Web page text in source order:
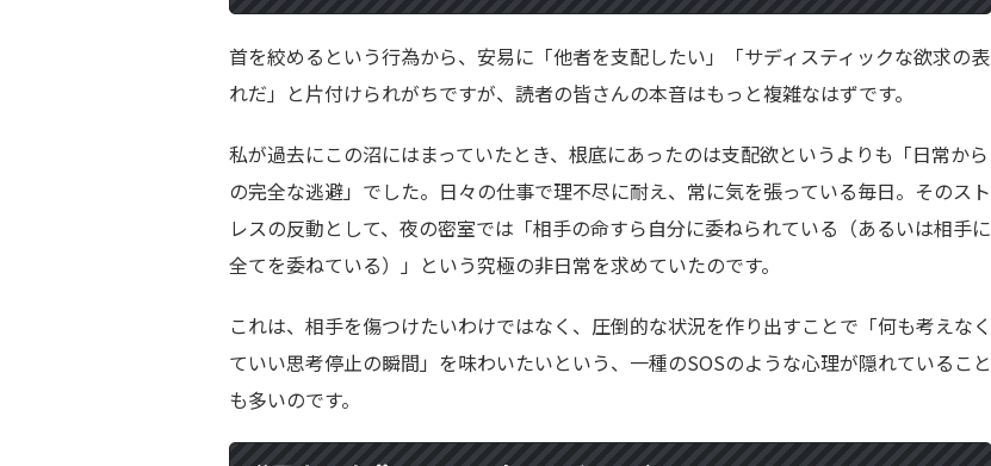
首を絞めるという行為から、安易に「他者を支配したい」「サディスティックな欲求の表
れだ」と片付けられがちですが、読者の皆さんの本音はもっと複雑なはずです。
私が過去にこの沼にはまっていたとき、根底にあったのは支配欲というよりも「日常から
の完全な逃避」でした。日々の仕事で理不尽に耐え、常に気を張っている毎日。そのスト
レスの反動として、夜の密室では「相手の命すら自分に委ねられている（あるいは相手に
全てを委ねている）」という究極の非日常を求めていたのです。
これは、相手を傷つけたいわけではなく、圧倒的な状況を作り出すことで「何も考えなく
ていい思考停止の瞬間」を味わいたいという、一種のSOSのような心理が隠れていること
も多いのです。